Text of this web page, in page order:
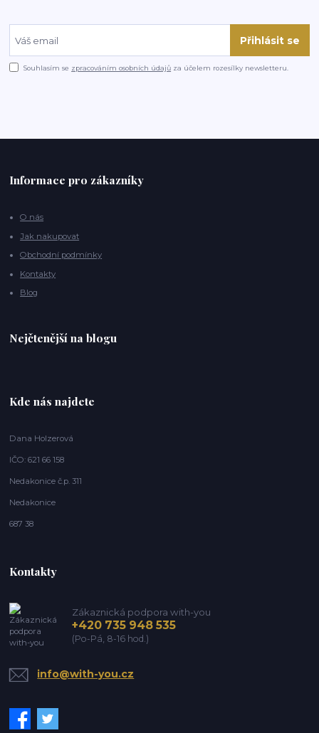
Přihlásit se
Souhlasím se zpracováním osobních údajů za účelem rozesílky newsletteru.
Informace pro zákazníky
O nás
Jak nakupovat
Obchodní podmínky
Kontakty
Blog
Nejčtenější na blogu
Kde nás najdete
Dana Holzerová
IČO: 621 66 158
Nedakonice č.p. 311
Nedakonice
687 38
Kontakty
Zákaznická podpora with-you
+420 735 948 535
(Po-Pá, 8-16 hod.)
info@with-you.cz